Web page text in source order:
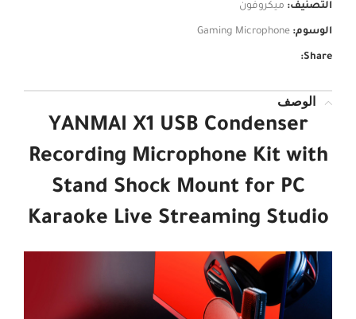
التصنيف: ميكروفون
الوسوم: Gaming Microphone
Share:
الوصف
YANMAI X1 USB Condenser
Recording Microphone Kit with
Stand Shock Mount for PC
Karaoke Live Streaming Studio